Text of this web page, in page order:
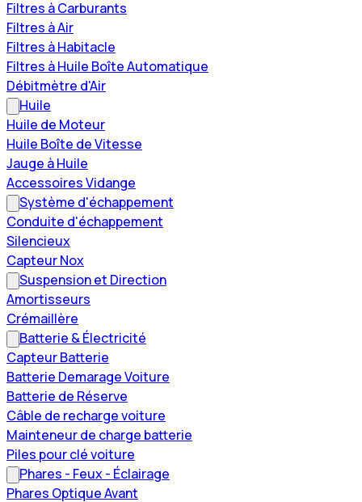
Filtres à Carburants
Filtres à Air
Filtres à Habitacle
Filtres à Huile Boîte Automatique
Débitmètre d'Air
Huile
Huile de Moteur
Huile Boîte de Vitesse
Jauge à Huile
Accessoires Vidange
Système d'échappement
Conduite d'échappement
Silencieux
Capteur Nox
Suspension et Direction
Amortisseurs
Crémaillère
Batterie & Électricité
Capteur Batterie
Batterie Demarage Voiture
Batterie de Réserve
Câble de recharge voiture
Mainteneur de charge batterie
Piles pour clé voiture
Phares - Feux - Éclairage
Phares Optique Avant